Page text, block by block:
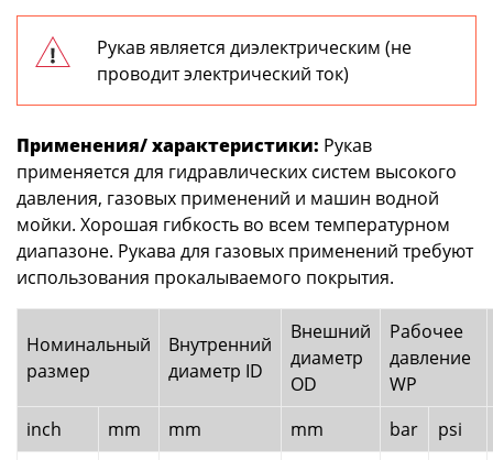
Рукав является диэлектрическим (не
проводит электрический ток)
Применения/ характеристики: Рукав
применяется для гидравлических систем высокого
давления, газовых применений и машин водной
мойки. Хорошая гибкость во всем температурном
диапазоне. Рукава для газовых применений требуют
использования прокалываемого покрытия.
Номинальный
размер
Внутренний
диаметр ID
Внешний
диаметр
OD
Рабочее
давление
WP
inch
mm mm mm bar
psi